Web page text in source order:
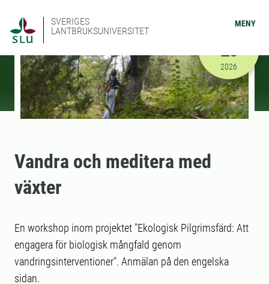
SVERIGES
LANTBRUKSUNIVERSITET
MENY
2026-05-
25
2026
Vandra och meditera med
växter
En workshop inom projektet "Ekologisk Pilgrimsfärd: Att
engagera för biologisk mångfald genom
vandringsinterventioner". Anmälan på den engelska
sidan.